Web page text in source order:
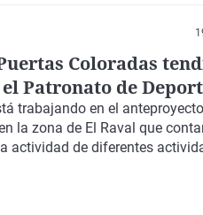
Coloradas
Patronato de
trabajando en el
la zona de El Raval que
actividad de diferentes